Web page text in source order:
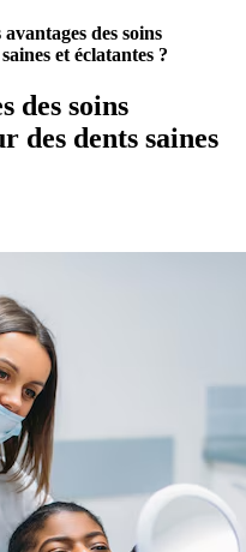
des soins
et éclatantes ?
des soins
des dents saines